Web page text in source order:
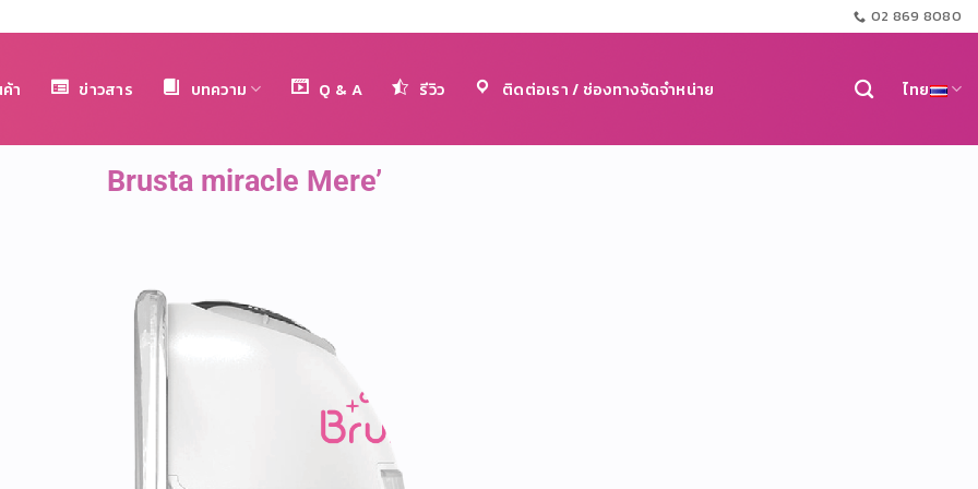
02 869 8080
า ข่าวสาร บทความ Q & A รีวิว ติดต่อเรา / ช่องทางจัดจำหน่าย ไทย
Brusta miracle Mere’